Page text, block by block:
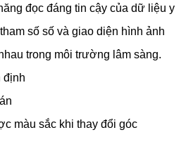
đọc đáng tin cậy của dữ liệu y
số số và giao diện hình ảnh
trong môi trường lâm sàng.
định
màu sắc khi thay đổi góc